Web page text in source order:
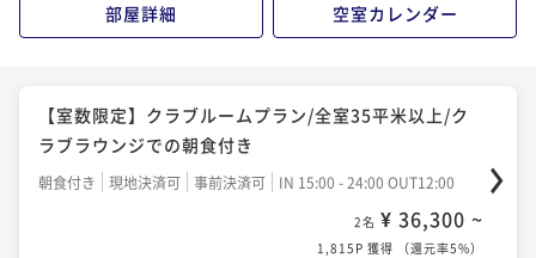
部屋詳細 空室カレンダー
【室数限定】クラブルームプラン/全室35平米以上/ク
ラブラウンジでの朝食付き
朝食付き 現地決済可 事前決済可 IN 15:00 - 24:00 OUT12:00
2名 ¥ 36,300 ~
1,815P 獲得 （還元率5%）